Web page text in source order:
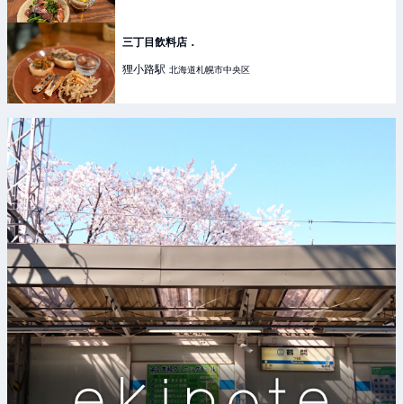
三丁目飲料店．
狸小路駅 北海道札幌市中央区